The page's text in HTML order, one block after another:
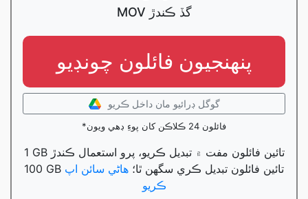
MOV گڏ ڪندڙ
پنھنجيون فائلون چونڊيو
گوگل ڊرائيو مان داخل ڪريو
*فائلون 24 ڪلاڪن کان پوءِ ڊهي ويون
1 GB تائين فائلون مفت ۾ تبديل ڪريو، پرو استعمال ڪندڙ
100 GB تائين فائلون تبديل ڪري سگهن ٿا؛ هاڻي سائن اپ
ڪريو